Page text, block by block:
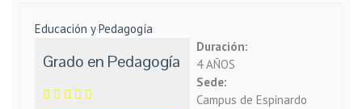
Educación y Pedagogía
Grado en Pedagogía
Duración:
4 AÑOS
Sede:
Campus de Espinardo